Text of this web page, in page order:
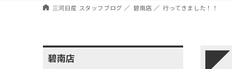
三河日産 スタッフブログ 碧南店 行ってきました！！
碧南店